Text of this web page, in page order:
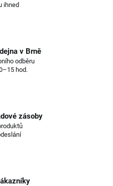
ihned
v Brně
odběru
hod.
zásoby